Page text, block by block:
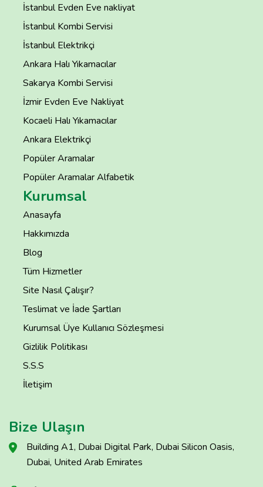
İstanbul Evden Eve nakliyat
İstanbul Kombi Servisi
İstanbul Elektrikçi
Ankara Halı Yıkamacılar
Sakarya Kombi Servisi
İzmir Evden Eve Nakliyat
Kocaeli Halı Yıkamacılar
Ankara Elektrikçi
Popüler Aramalar
Popüler Aramalar Alfabetik
Kurumsal
Anasayfa
Hakkımızda
Blog
Tüm Hizmetler
Site Nasıl Çalışır?
Teslimat ve İade Şartları
Kurumsal Üye Kullanıcı Sözleşmesi
Gizlilik Politikası
S.S.S
İletişim
Bize Ulaşın
Building A1, Dubai Digital Park, Dubai Silicon Oasis,
Dubai, United Arab Emirates